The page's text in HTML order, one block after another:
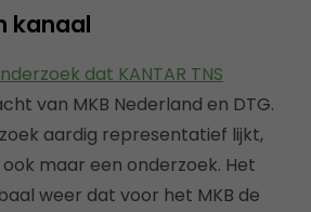
kanaal
dat KANTAR TNS
van MKB Nederland en DTG.
aardig representatief lijkt,
maar een onderzoek. Het
weer dat voor het MKB de